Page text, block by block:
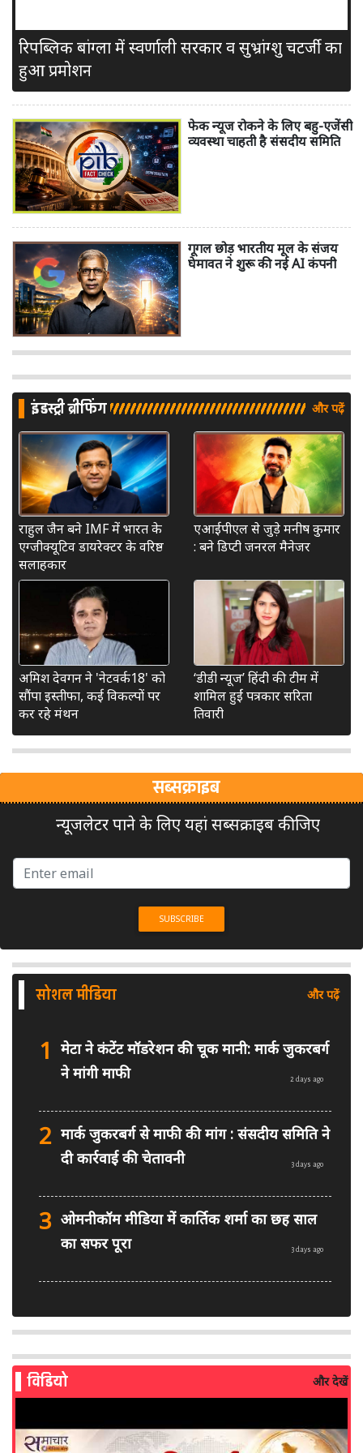
रिपब्लिक बांग्ला में स्वर्णाली सरकार व सुभ्रांग्शु चटर्जी का
हुआ प्रमोशन
फेक न्यूज रोकने के लिए बहु-एजेंसी
व्यवस्था चाहती है संसदीय समिति
गूगल छोड़ भारतीय मूल के संजय
घेमावत ने शुरू की नई AI कंपनी
इंडस्ट्री ब्रीफिंग और पढ़ें
राहुल जैन बने IMF में भारत के
एग्जीक्यूटिव डायरेक्टर के वरिष्ठ
सलाहकार
एआईपीएल से जुड़े मनीष कुमार
: बने डिप्टी जनरल मैनेजर
अमिश देवगन ने 'नेटवर्क18' को
सौंपा इस्तीफा, कई विकल्पों पर
कर रहे मंथन
‘डीडी न्यूज’ हिंदी की टीम में
शामिल हुईं पत्रकार सरिता
तिवारी
सब्सक्राइब
न्यूजलेटर पाने के लिए यहां सब्सक्राइब कीजिए
सोशल मीडिया और पढ़ें
1
मेटा ने कंटेंट मॉडरेशन की चूक मानी: मार्क जुकरबर्ग
ने मांगी माफी
2 days ago
2 मार्क जुकरबर्ग से माफी की मांग : संसदीय समिति ने
दी कार्रवाई की चेतावनी
3 days ago
3 ओमनीकॉम मीडिया में कार्तिक शर्मा का छह साल
का सफर पूरा
3 days ago
मिलेगी मेटा की ग्लोबल टीम
3 days ago
5 AI से बने फर्जी पोस्ट पर LinkedIn की सख्ती:
विडियो और देखें